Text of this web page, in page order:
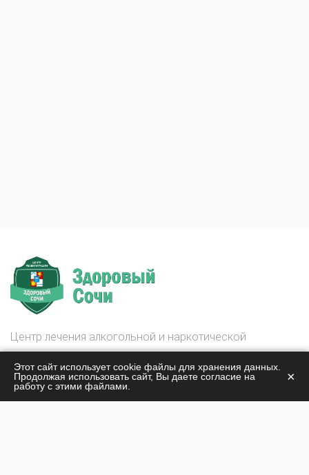
Центр лечения алкогольной и наркотической
зависимости
Здоровый Сочи
© 2026
Этот сайт использует cookie файлы для хранения данных.
Продолжая использовать сайт, Вы даете согласие на
работу с этими файлами.
×